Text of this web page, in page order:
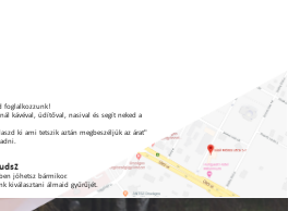
foglalkozzunk!
kávéval, üdítőval, nasival és segít neked a
ki ami tetszik aztán megbeszéljük az árat"
jöhetsz bármikor.
kiválasztani álmaid gyűrűjét.